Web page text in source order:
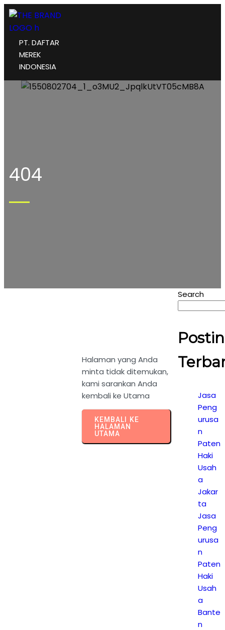
PT. DAFTAR
MEREK
INDONESIA
404
Halaman yang Anda
minta tidak ditemukan,
kami sarankan Anda
kembali ke Utama
KEMBALI KE
HALAMAN
UTAMA
Search
Jasa
Peng
urusa
n
Paten
Haki
Usah
a
Jakar
ta
Jasa
Peng
urusa
n
Paten
Haki
Usah
a
Bante
n